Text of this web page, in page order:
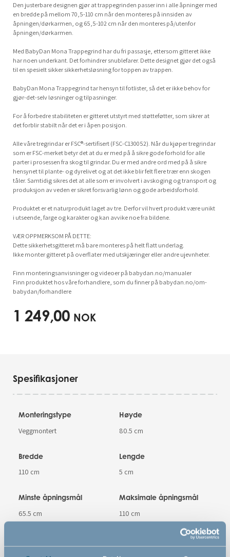
Den justerbare designen gjør at trappegrinden passer inn i alle åpninger med
en bredde på mellom 70,5-110 cm når den monteres på innsiden av
åpningen/dørkarmen, og 65,5-102 cm når den monteres på/utenfor
åpningen/dørkarmen.
Med BabyDan Mona Trappegrind har du fri passasje, ettersom gitteret ikke
har noen underkant. Det forhindrer snublefarer. Dette designet gjør det også
til en spesielt sikker sikkerhetsløsning for toppen av trappen.
BabyDan Mona Trappegrind tar hensyn til fotlister, så det er ikke behov for
gjør-det-selv løsninger og tilpasninger.
For å forbedre stabiliteten er gitteret utstyrt med støtteføtter, som sikrer at
det forblir stabilt når det er i åpen posisjon.
Alle våre tregrindar er FSC®-sertifisert (FSC-C130052). Når du kjøper tregrindar
som er FSC-merket betyr det at du er med på å sikre gode forhold for alle
parter i prosessen fra skog til grindar. Du er med andre ord med på å sikre
hensynet til plante- og dyrelivet og at det ikke blir felt flere trær enn skogen
tåler. Samtidig sikres det at alle som er involvert i avskoging og transport og
produksjon av veden er sikret forsvarlig lønn og gode arbeidsforhold.
Produktet er et naturprodukt laget av tre. Derfor vil hvert produkt være unikt
i utseende, farge og karakter og kan avvike noe fra bildene.
VÆR OPPMERKSOM PÅ DETTE:
Dette sikkerhetsgitteret må bare monteres på helt flatt underlag.
Ikke monter gitteret på overflater med utskjæringer eller andre ujevnheter.
Finn monteringsanvisninger og videoer på babydan.no/manualer
Finn produktet hos våre forhandlere, som du finner på babydan.no/om-
babydan/forhandlere
1 249,00 NOK
Spesifikasjoner
Monteringstype
Veggmontert
Høyde
80.5 cm
Bredde
110 cm
Lengde
5 cm
Minste åpningsmål
65.5 cm
Maksimale åpningsmål
110 cm
Materiale